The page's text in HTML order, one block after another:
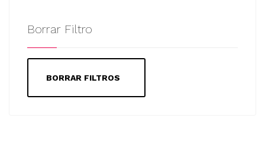
Borrar Filtro
BORRAR FILTROS